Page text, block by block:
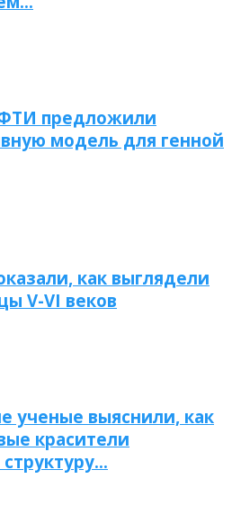
предложили
модель для генной
как выглядели
V-VI веков
ученые выяснили, как
красители